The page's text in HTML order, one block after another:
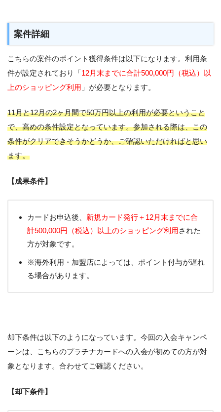
案件詳細
こちらの案件のポイント獲得条件は以下になります。利用条
件が設定されており「12月末までに合計500,000円（税込）以
上のショッピング利用 」が必要となります。
11月と12月の2ヶ月間で50万円以上の利用が必要ということ
で、高めの条件設定となっています。参加される際は、この
条件がクリアできそうかどうか、ご確認いただければと思い
ます。
【成果条件】
カードお申込後、 新規カード発行＋12月末までに合
計500,000円（税込）以上のショッピング利用された
方が対象です。
※海外利用・加盟店によっては、ポイント付与が遅れ
る場合があります。
却下条件は以下のようになっています。今回の入会キャンペ
ーンは、こちらのプラチナカードへの入会が初めての方が対
象となります。合わせてご確認ください。
【却下条件】